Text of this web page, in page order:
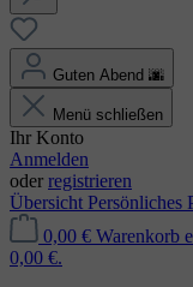
Guten Abend 🌆
Menü schließen
Ihr Konto
Anmelden
oder registrieren
Übersicht Persönliches
0,00 € Warenkorb
0,00 €.